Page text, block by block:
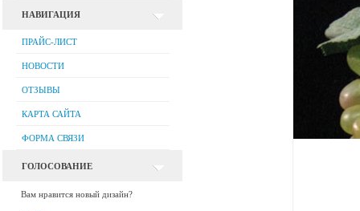
НАВИГАЦИЯ
ПРАЙС-ЛИСТ
НОВОСТИ
ОТЗЫВЫ
КАРТА САЙТА
ФОРМА СВЯЗИ
ГОЛОСОВАНИЕ
Вам нравится новый дизайн?